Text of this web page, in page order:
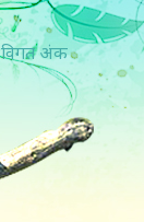
विगत अंक